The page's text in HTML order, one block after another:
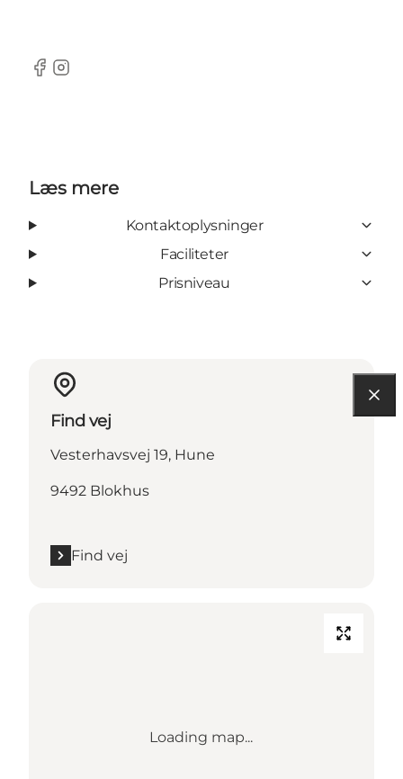
Facebook
Instagram
Læs mere
Kontaktoplysninger
Faciliteter
Prisniveau
Find vej
Vesterhavsvej 19, Hune
9492 Blokhus
Find vej
Loading map...